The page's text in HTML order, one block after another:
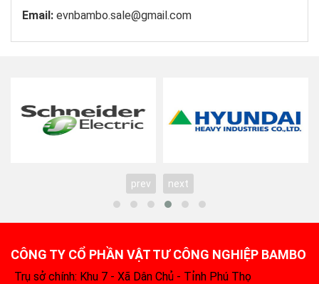
Email: evnbambo.sale@gmail.com
prev next
CÔNG TY CỔ PHẦN VẬT TƯ CÔNG NGHIỆP BAMBO
Trụ sở chính: Khu 7 - Xã Dân Chủ - Tỉnh Phú Thọ